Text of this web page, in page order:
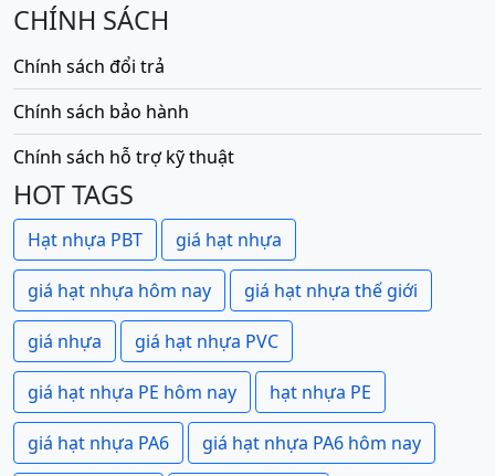
CHÍNH SÁCH
Chính sách đổi trả
Chính sách bảo hành
Chính sách hỗ trợ kỹ thuật
HOT TAGS
Hạt nhựa PBT giá hạt nhựa
giá hạt nhựa hôm nay giá hạt nhựa thế giới
giá nhựa giá hạt nhựa PVC
giá hạt nhựa PE hôm nay hạt nhựa PE
giá hạt nhựa PA6 giá hạt nhựa PA6 hôm nay